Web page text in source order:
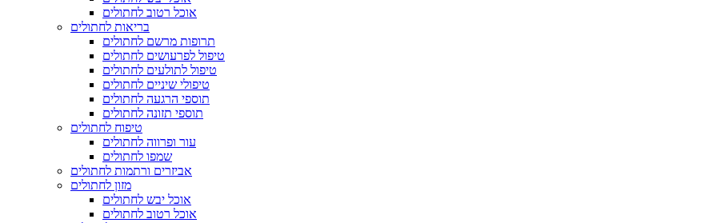
אוכל רטוב לחתולים
בריאות לחתולים
תרופות מרשם לחתולים
טיפול לפרעושים לחתולים
טיפול לתולעים לחתולים
טיפולי שיניים לחתולים
תוספי הרגעה לחתולים
תוספי תזונה לחתולים
טיפוח לחתולים
עור ופרווה לחתולים
שמפו לחתולים
אביזרים ורתמות לחתולים
מזון לחתולים
אוכל יבש לחתולים
אוכל רטוב לחתולים